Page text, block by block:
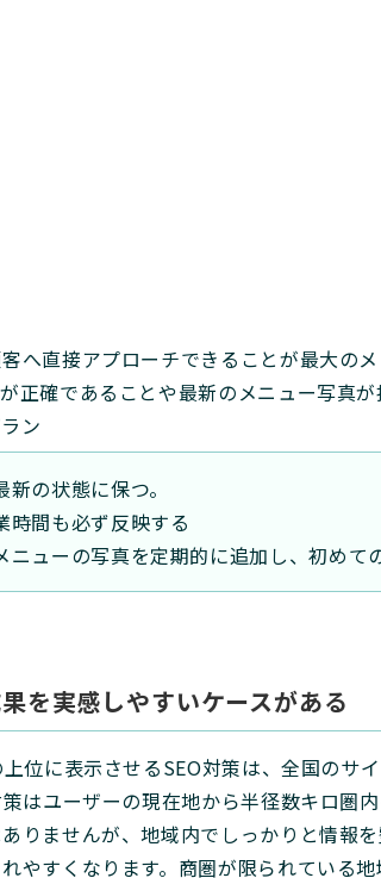
へ直接アプローチできることが最大のメ
正確であることや最新のメニュー写真
ン
の状態に保つ。
時間も必ず反映する
ニューの写真を定期的に追加し、初めて
を実感しやすいケースがある
位に表示させるSEO対策は、全国のサ
はユーザーの現在地から半径数キロ圏
りませんが、地域内でしっかりと情報
やすくなります。商圏が限られている